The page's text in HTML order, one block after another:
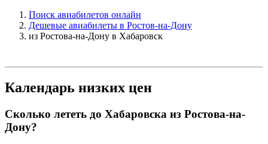
Поиск авиабилетов онлайн
Дешевые авиабилеты в Ростов-на-Дону
из Ростова-на-Дону в Хабаровск
Календарь низких цен
Сколько лететь до Хабаровска из Ростова-на-
Дону?